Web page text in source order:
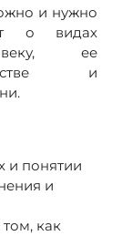
и нужно
о видах
ее
и
и понятии
и
как